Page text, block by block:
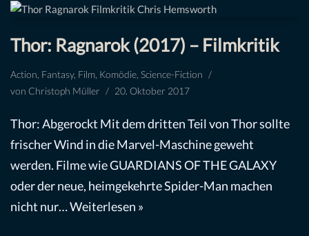
Thor: Ragnarok (2017) – Filmkritik
Action Fantasy, Film Komödie Science-Fiction
von Christoph Müller 20. Oktober 2017
Thor: Abgerockt Mit dem dritten Teil von Thor sollte
frischer Wind in die Marvel-Maschine geweht
werden. Filme wie GUARDIANS OF THE GALAXY
oder der neue, heimgekehrte Spider-Man machen
nicht nur…Weiterlesen »